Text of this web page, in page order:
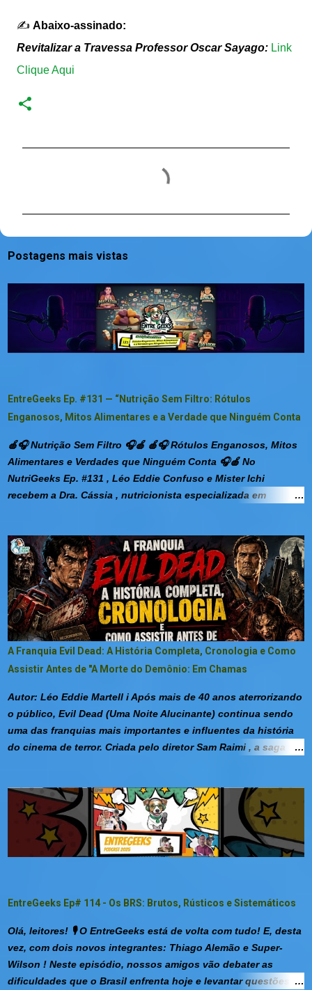
✍️ Abaixo-assinado:
Revitalizar a Travessa Professor Oscar Sayago: Link
Clique Aqui
á
i
Postagens mais vistas
EntreGeeks Ep. #131 — “Nutrição Sem Filtro: Rótulos
Enganosos, Mitos Alimentares e a Verdade que Ninguém Conta
🍎🎧 Nutrição Sem Filtro 🎧🍎 🍎🎧 Rótulos Enganosos, Mitos
Alimentares e Verdades que Ninguém Conta 🎧🍎 No
NutriGeeks Ep. #131 , Léo Eddie Confuso e Mister Ichi
recebem a Dra. Cássia , nutricionista especializada em
comendo — e o que achamos que estamos comendo. 😅
Entre revelações chocantes, risadas inevitáveis e umas
verdades que doem mais que exame de jejum, o trio mergulha
em temas como: 🍫 A ilusão do “100% açúcar zero” — porque
rótulo bonito não significa nada… e zero nunca é zero . 🥛
Sem lactose que… tem lactose? — a diferença entre
marketing e realidade, e como a indústria usa lactase pra
tomou. 🍠 O doce da infância que não era abóbora — o
famoso coraçãozinho revelado: era batata com corante e
ninguém percebeu (até hoje). ...
A Franquia Evil Dead: A História Completa, Cronologia e Como
Assistir Antes de "A Morte do Demônio: Em Chamas
Autor: Léo Eddie Martell i Após mais de 40 anos aterrorizando
o público, Evil Dead (Uma Noite Alucinante) continua sendo
uma das franquias mais importantes e influentes da história
do cinema de terror. Criada pelo diretor Sam Raimi , a saga
inesquecíveis. O que começou como um pequeno filme
independente, produzido com poucos recursos e muita
criatividade, transformou-se em um fenômeno cult mundial
que influenciou gerações de cineastas e redefiniu a forma de
abandonar seus elementos mais marcantes: o misterioso
carismático anti-herói Ash Williams . INTRODUÇÃO Poucas
franquias conseguiram permanecer relevantes por tanto
tempo quanto Evil Dead. Mesmo após mais de quatro
décadas, novos filmes continuam expandindo esse univ...
EntreGeeks Ep# 114 - Os BRS: Brutos, Rústicos e Sistemáticos
Olá, leitores! 🎙️ O EntreGeeks está de volta com tudo! E, desta
vez, com dois novos integrantes: Thiago Alemão e Super-
Wilson ! Neste episódio, nossos amigos vão debater as
dificuldades que o Brasil enfrenta hoje e levantar questões